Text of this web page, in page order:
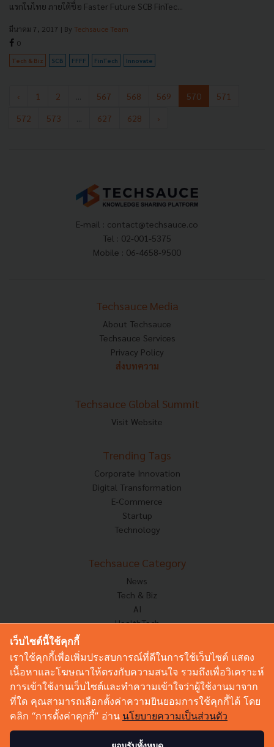
แรกในไทย ภายใต้ชื่อ Faster Future SCB FinTec...
มีนาคม 7, 2017 | By Techsauce Team
0
Tech & Biz SCB FFFF FinTech Innovate
‹ 1 2 567 568 569 570
571
572
573 627 628 ›
E-mail : contact@techsauce.co
Tel : 02-001-5375
Mobile : 06-4658-9500
Techsauce Media
About Techsauce
Techsauce Services
Privacy Policy
ส่งบทความ
Techsauce Global Summit
Visit Website
Trending Tags
Corporate Innovation
Digital Transformation
E-Commerce
Startup
Technology
Techsauce Category
News
Tech & Biz
AI
HealthTech
Corp Innov
Saucy Thoughts
Based On
Sustainable
Videos
Podcast
เว็บไซต์นี้ใช้คุกกี้
เราใช้คุกกี้เพื่อเพิ่มประสบการณ์ที่ดีในการใช้เว็บไซต์ แสดง
เนื้อหาและโฆษณาให้ตรงกับความสนใจ รวมถึงเพื่อวิเคราะห์
การเข้าใช้งานเว็บไซต์และทำความเข้าใจว่าผู้ใช้งานมาจาก
ที่ใด คุณสามารถเลือกตั้งค่าความยินยอมการใช้คุกกี้ได้ โดย
คลิก “การตั้งค่าคุกกี้” อ่าน นโยบายความเป็นส่วนตัว